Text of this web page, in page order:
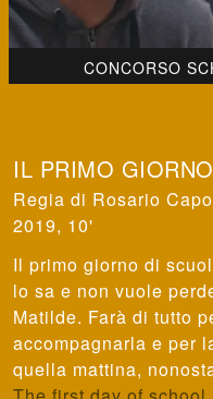
CONCORSO
IL PRIMO
Rosario
2019, 10'
Il primo giorno di
lo sa e non vuole
Matilde. Farà di tutto
accompagnarla e per
quella mattina,